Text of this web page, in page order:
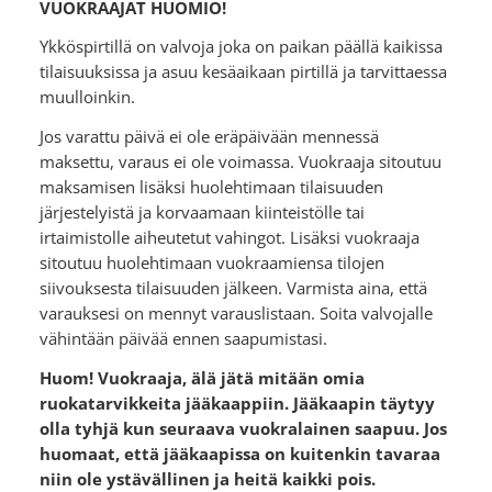
VUOKRAAJAT HUOMIO!
Ykköspirtillä on valvoja joka on paikan päällä kaikissa
tilaisuuksissa ja asuu kesäaikaan pirtillä ja tarvittaessa
muulloinkin.
Jos varattu päivä ei ole eräpäivään mennessä
maksettu, varaus ei ole voimassa. Vuokraaja sitoutuu
maksamisen lisäksi huolehtimaan tilaisuuden
järjestelyistä ja korvaamaan kiinteistölle tai
irtaimistolle aiheutetut vahingot. Lisäksi vuokraaja
sitoutuu huolehtimaan vuokraamiensa tilojen
siivouksesta tilaisuuden jälkeen. Varmista aina, että
varauksesi on mennyt varauslistaan. Soita valvojalle
vähintään päivää ennen saapumistasi.
Huom! Vuokraaja, älä jätä mitään omia
ruokatarvikkeita jääkaappiin. Jääkaapin täytyy
olla tyhjä kun seuraava vuokralainen saapuu. Jos
huomaat, että jääkaapissa on kuitenkin tavaraa
niin ole ystävällinen ja heitä kaikki pois.